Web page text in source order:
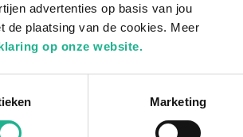
advertenties op basis van jou
de plaatsing van de cookies. Meer
op onze website.
Marketing